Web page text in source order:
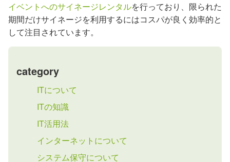
イベントへのサイネージレンタルを行っており、限られた
期間だけサイネージを利用するにはコスパが良く効率的と
して注目されています。
category
ITについて
ITの知識
IT活用法
インターネットについて
システム保守について